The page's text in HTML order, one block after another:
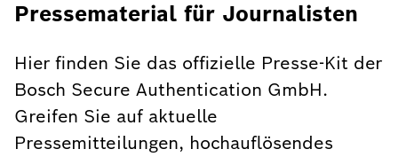
Pressematerial für Journalisten
Hier finden Sie das offizielle Presse-Kit der
Bosch Secure Authentication GmbH.
Greifen Sie auf aktuelle
Pressemitteilungen, hochauflösendes